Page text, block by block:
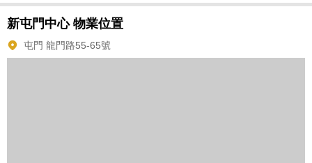
新屯門中心物業位置
屯門 龍門路55-65號